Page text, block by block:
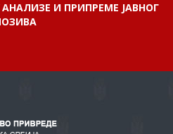
И ПРИПРЕМЕ ЈАВНОГ